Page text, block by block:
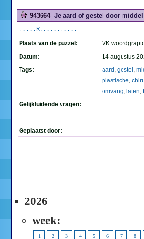
943664 Je aard of gestel door
.....R...........
Plaats van de puzzel:
VK
Datum:
14 augustus
Tags:
aard , gestel ,
plastische,
omvang, laten,
Gelijkluidende vragen:
Geplaatst door:
2026
week:
1 2 3 4 5 6 7 8